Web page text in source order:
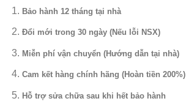
Bảo hành 12 tháng tại nhà
Đổi mới trong 30 ngày (Nếu lỗi NSX)
Miễn phí vận chuyển (Hướng dẫn tại nhà)
Cam kết hàng chính hãng (Hoàn tiền 200%)
Hỗ trợ sửa chữa sau khi hết bảo hành